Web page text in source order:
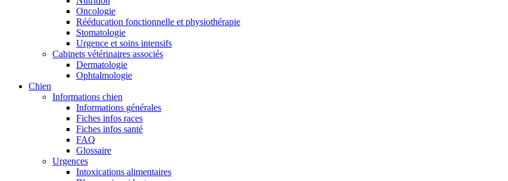
Oncologie
Rééducation fonctionnelle et physiothérapie
Stomatologie
Urgence et soins intensifs
Cabinets vétérinaires associés
Dermatologie
Ophtalmologie
Chien
Informations chien
Informations générales
Fiches infos races
Fiches infos santé
FAQ
Glossaire
Urgences
Intoxications alimentaires